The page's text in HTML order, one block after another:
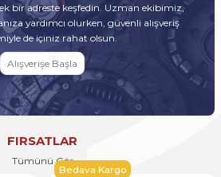
bir adreste keşfedin. Uzman ekibimiz,
yardımcı olurken, güvenli alışveriş
de içiniz rahat olsun.
Alışverişe Başla
doğru parçayı bulmanıza
olurken, güvenli alışveriş
de içiniz rahat olsun.
Alışverişe Başla
FIRSATLAR
Tümünü Gör
Bedava Kargo